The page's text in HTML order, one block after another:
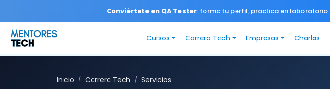
Conviértete en QA Tester: forma tu perfil, practica en
Cursos Carrera Tech Empresas Charlas
Inicio Carrera Tech Servicios